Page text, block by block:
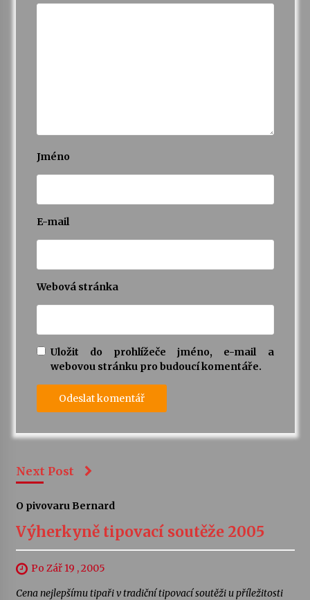
Jméno
E-mail
Webová stránka
Uložit do prohlížeče jméno, e-mail a
webovou stránku pro budoucí komentáře.
Next Post
O pivovaru Bernard
Výherkyně tipovací soutěže 2005
Po Zář 19 , 2005
Cena nejlepšímu tipaři v tradiční tipovací soutěži u příležitosti